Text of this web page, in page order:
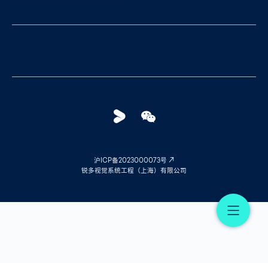
Youku
沪ICP备2023000073号
锐多视觉系统工程（上海）有限公司